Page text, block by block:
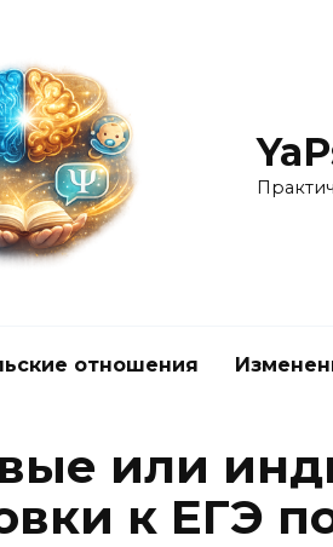
отношения
или
к ЕГЭ